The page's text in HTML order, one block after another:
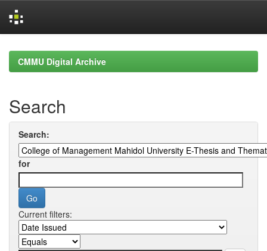
navigationCMMU Digital Archive
Search
Search:
for
Current filters: